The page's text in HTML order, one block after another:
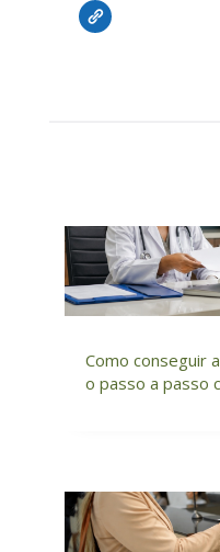
Como conseguir
o passo a passo